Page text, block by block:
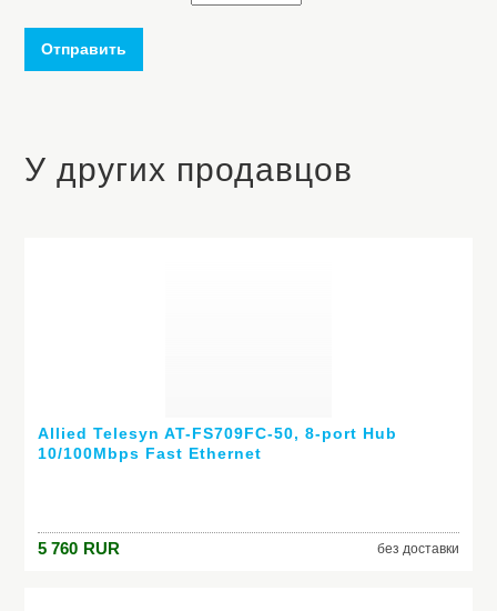
Отправить
У других продавцов
Allied Telesyn AT-FS709FC-50, 8-port Hub
10/100Mbps Fast Ethernet
5 760 RUR без доставки